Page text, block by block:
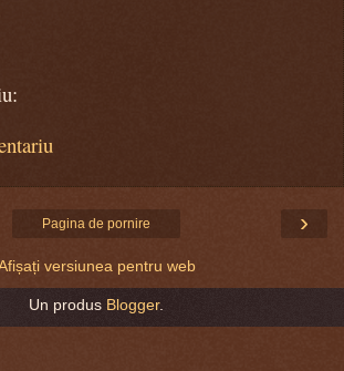
›
Pagina de pornire
versiunea pentru web
Un produs Blogger.